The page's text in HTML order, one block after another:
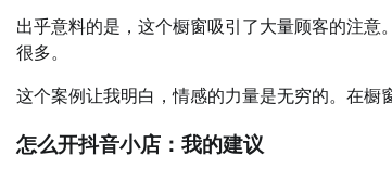
出乎意料的是，这个橱窗吸引了大量顾客的注
很多。
这个案例让我明白，情感的力量是无穷的。在橱
怎么开抖音小店：我的建议